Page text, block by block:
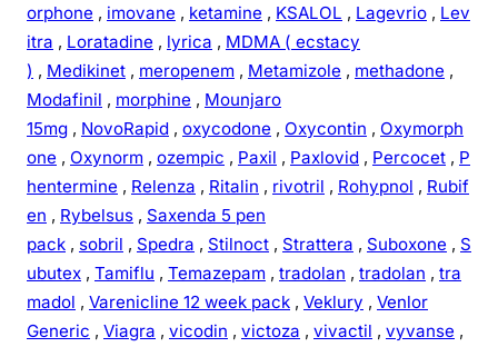
orphone , imovane , ketamine , KSALOL , Lagevrio , Lev
itra , Loratadine , lyrica , MDMA ( ecstacy
) , Medikinet , meropenem , Metamizole , methadone ,
Modafinil , morphine , Mounjaro
15mg , NovoRapid , oxycodone , Oxycontin , Oxymorph
one , Oxynorm , ozempic , Paxil , Paxlovid , Percocet , P
hentermine , Relenza , Ritalin , rivotril , Rohypnol , Rubif
en , Rybelsus , Saxenda 5 pen
pack , sobril , Spedra , Stilnoct , Strattera , Suboxone , S
ubutex , Tamiflu , Temazepam , tradolan , tradolan , tra
madol , Varenicline 12 week pack , Veklury , Venlor
Generic , Viagra , vicodin , victoza , vivactil , vyvanse ,